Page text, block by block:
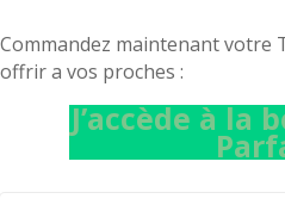
Commandez maintenant votre
offrir a vos proches :
J’accède à la